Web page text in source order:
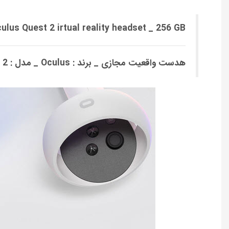
Quest 2 irtual reality headset _ 256 GB
هدست واقعیت مجازی _ برند : Oculus _ مدل : Quest 2 _ ظرفیت : 256 گیگابایت